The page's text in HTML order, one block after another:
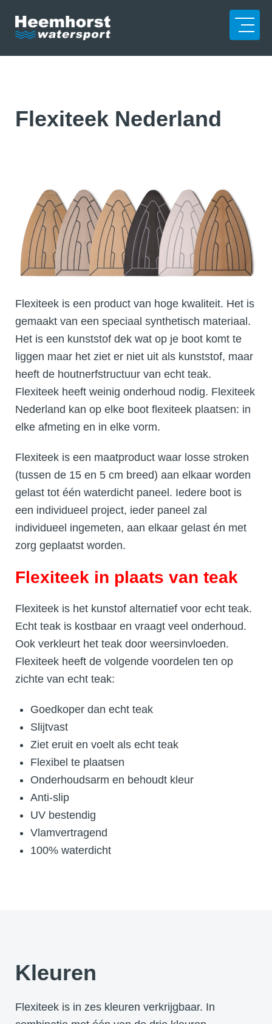
Flexiteek Nederland
Flexiteek is een product van hoge kwaliteit. Het is
gemaakt van een speciaal synthetisch materiaal.
Het is een kunststof dek wat op je boot komt te
liggen maar het ziet er niet uit als kunststof, maar
heeft de houtnerfstructuur van echt teak.
Flexiteek heeft weinig onderhoud nodig. Flexiteek
Nederland kan op elke boot flexiteek plaatsen: in
elke afmeting en in elke vorm.
Flexiteek is een maatproduct waar losse stroken
(tussen de 15 en 5 cm breed) aan elkaar worden
gelast tot één waterdicht paneel. Iedere boot is
een individueel project, ieder paneel zal
individueel ingemeten, aan elkaar gelast én met
zorg geplaatst worden.
Flexiteek in plaats van teak
Flexiteek is het kunstof alternatief voor echt teak.
Echt teak is kostbaar en vraagt veel onderhoud.
Ook verkleurt het teak door weersinvloeden.
Flexiteek heeft de volgende voordelen ten op
zichte van echt teak:
Goedkoper dan echt teak
Slijtvast
Ziet eruit en voelt als echt teak
Flexibel te plaatsen
Onderhoudsarm en behoudt kleur
Anti-slip
UV bestendig
Vlamvertragend
100% waterdicht
Kleuren
Flexiteek is in zes kleuren verkrijgbaar. In